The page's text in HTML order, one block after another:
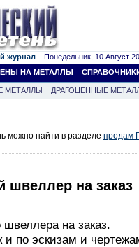
журнал Понедельник, 10 Август
НА МЕТАЛЛЫ
МЕТАЛЛЫ
ДРАГОЦЕННЫЕ
можно найти в разделе продам
на заказ
швеллера на заказ.
по эскизам и